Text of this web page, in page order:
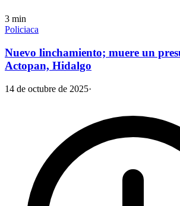
3 min
Policiaca
Nuevo linchamiento; muere un
Actopan, Hidalgo
14 de octubre de 2025·